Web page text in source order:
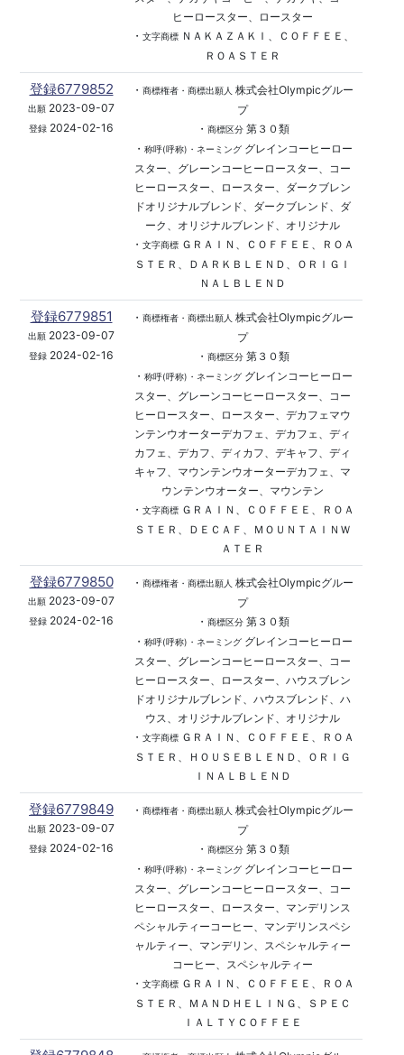
ヒーロースター、ロースター
・ 文字商標ＮＡＫＡＺＡＫＩ、ＣＯＦＦＥＥ、
ＲＯＡＳＴＥＲ
登録6779852
出願 2023-09-07
登録 2024-02-16
・ 商標権者・商標出願人 株式会社Olympicグルー
プ
・ 商標区分第３０類
・ 称呼(呼称)・ネーミンググレインコーヒーロー
スター、グレーンコーヒーロースター、コー
ヒーロースター、ロースター、ダークブレン
ドオリジナルブレンド、ダークブレンド、ダ
ーク、オリジナルブレンド、オリジナル
・ 文字商標ＧＲＡＩＮ、ＣＯＦＦＥＥ、ＲＯＡ
ＳＴＥＲ、ＤＡＲＫＢＬＥＮＤ、ＯＲＩＧＩ
ＮＡＬＢＬＥＮＤ
登録6779851
出願 2023-09-07
登録 2024-02-16
・ 商標権者・商標出願人 株式会社Olympicグルー
プ
・ 商標区分第３０類
・ 称呼(呼称)・ネーミンググレインコーヒーロー
スター、グレーンコーヒーロースター、コー
ヒーロースター、ロースター、デカフェマウ
ンテンウオーターデカフェ、デカフェ、ディ
カフェ、デカフ、ディカフ、デキャフ、ディ
キャフ、マウンテンウオーターデカフェ、マ
ウンテンウオーター、マウンテン
・ 文字商標ＧＲＡＩＮ、ＣＯＦＦＥＥ、ＲＯＡ
ＳＴＥＲ、ＤＥＣＡＦ、ＭＯＵＮＴＡＩＮＷ
ＡＴＥＲ
登録6779850
出願 2023-09-07
登録 2024-02-16
・ 商標権者・商標出願人 株式会社Olympicグルー
プ
・ 商標区分第３０類
・ 称呼(呼称)・ネーミンググレインコーヒーロー
スター、グレーンコーヒーロースター、コー
ヒーロースター、ロースター、ハウスブレン
ドオリジナルブレンド、ハウスブレンド、ハ
ウス、オリジナルブレンド、オリジナル
・ 文字商標ＧＲＡＩＮ、ＣＯＦＦＥＥ、ＲＯＡ
ＳＴＥＲ、ＨＯＵＳＥＢＬＥＮＤ、ＯＲＩＧ
ＩＮＡＬＢＬＥＮＤ
登録6779849
出願 2023-09-07
登録 2024-02-16
・ 商標権者・商標出願人 株式会社Olympicグルー
プ
・ 商標区分第３０類
・ 称呼(呼称)・ネーミンググレインコーヒーロー
スター、グレーンコーヒーロースター、コー
ヒーロースター、ロースター、マンデリンス
ペシャルティーコーヒー、マンデリンスペシ
ャルティー、マンデリン、スペシャルティー
コーヒー、スペシャルティー
・ 文字商標ＧＲＡＩＮ、ＣＯＦＦＥＥ、ＲＯＡ
ＳＴＥＲ、ＭＡＮＤＨＥＬＩＮＧ、ＳＰＥＣ
ＩＡＬＴＹＣＯＦＦＥＥ